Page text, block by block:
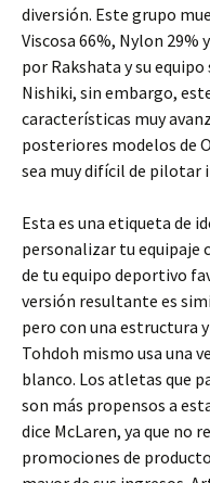
diversión. Este grupo
Viscosa 66%, Nylon 29%
por Rakshata y su
Nishiki, sin embargo,
características muy
posteriores modelos de
sea muy difícil de pilotar
Esta es una etiqueta de
personalizar tu
de tu equipo deportivo
versión resultante es
pero con una estructura
Tohdoh mismo usa una
blanco. Los atletas que
son más propensos a
dice McLaren, ya que no
promociones de